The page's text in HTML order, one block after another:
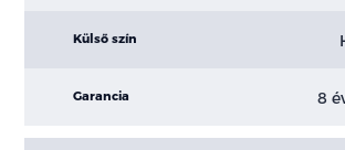
Külső szín
Garancia 8